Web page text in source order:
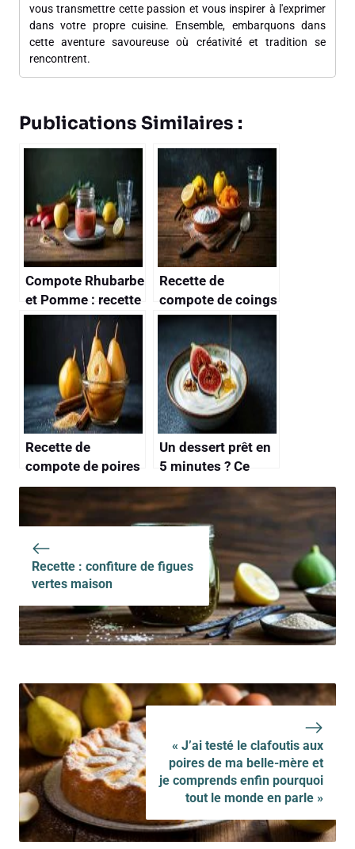
vous transmettre cette passion et vous inspirer à l'exprimer
dans votre propre cuisine. Ensemble, embarquons dans
cette aventure savoureuse où créativité et tradition se
rencontrent.
Publications Similaires :
Compote Rhubarbe
et Pomme : recette
Facile et
Savoureuse
Recette de
compote de coings
maison
Recette de
compote de poires
simple et
savoureuse
Un dessert prêt en
5 minutes ? Ce
yaourt grec avec
des noix, du miel
et des figues
fraîches est un
délice
Recette : confiture de figues
vertes maison
« J’ai testé le clafoutis aux
poires de ma belle-mère et
je comprends enfin pourquoi
tout le monde en parle »